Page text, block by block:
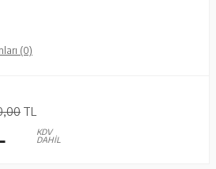
(0)
TL
KDV
DAHİL